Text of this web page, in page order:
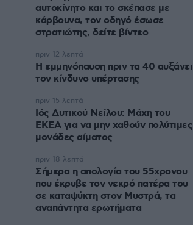
αυτοκίνητο και το σκέπασε με
κάρβουνα, τον οδηγό έσωσε
στρατιώτης, δείτε βίντεο
Η εμμηνόπαυση πριν τα 40 αυξάνει
τον κίνδυνο υπέρτασης
πριν 12 λεπτά
Ιός Δυτικού Νείλου: Μάχη του
ΕΚΕΑ για να μην χαθούν πολύτιμες
μονάδες αίματος
πριν 15 λεπτά
Σήμερα η απολογία του 55χρονου
που έκρυβε τον νεκρό πατέρα του
σε καταψύκτη στον Μυστρά, τα
αναπάντητα ερωτήματα
πριν 18 λεπτά